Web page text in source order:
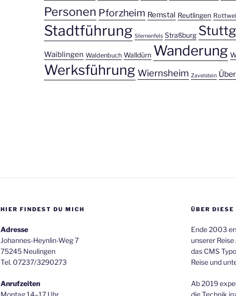
Personen Pforzheim Remstal Reutlingen
Stadtführung Sternenfels Straßburg
Waiblingen Waldenbuch Walldürn Wanderung
Werksführung Wiernsheim Zavelstein
HIER FINDEST DU MICH
Adresse
Johannes-Heynlin-Weg 7
75245 Neulingen
Tel. 07237/3290273
Anrufzeiten
Montag 14–17 Uhr
ÜBER
Ende 2003
unserer
das CMS
Reise und
Ab 2019
die Technik